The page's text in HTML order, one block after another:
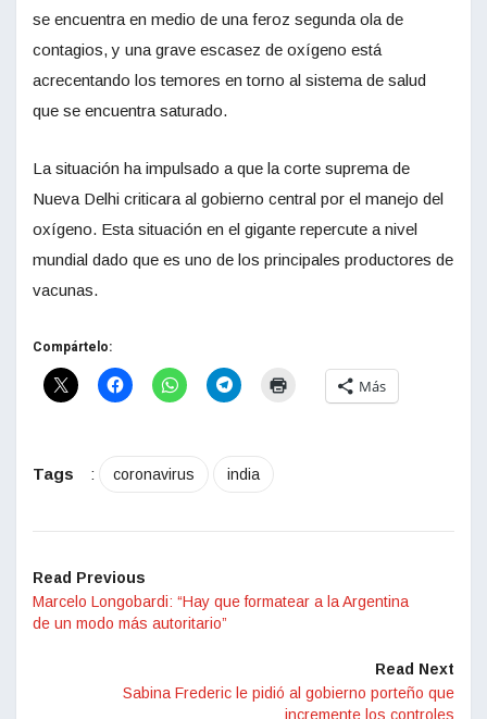
se encuentra en medio de una feroz segunda ola de
contagios, y una grave escasez de oxígeno está
acrecentando los temores en torno al sistema de salud
que se encuentra saturado.
La situación ha impulsado a que la corte suprema de
Nueva Delhi criticara al gobierno central por el manejo del
oxígeno. Esta situación en el gigante repercute a nivel
mundial dado que es uno de los principales productores de
vacunas.
Compártelo:
Más
Tags : coronavirus india
Read Previous
Marcelo Longobardi: “Hay que formatear a la Argentina
de un modo más autoritario”
Read Next
Sabina Frederic le pidió al gobierno porteño que
incremente los controles